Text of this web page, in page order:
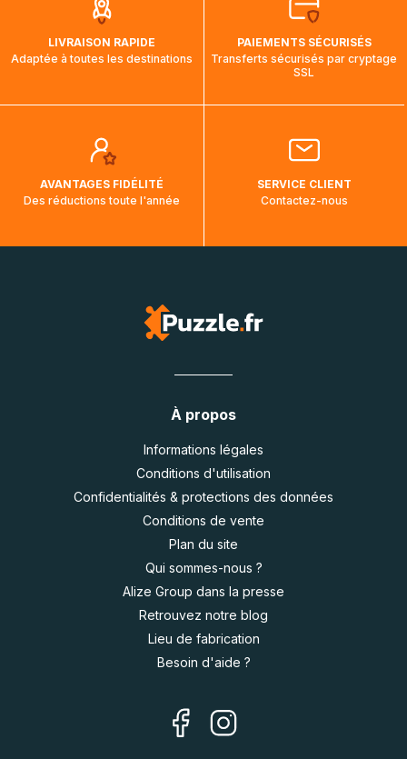
mois et demi pour arriver à destination. Il est donc normal
que pendant la traversée, le suivi de votre commande ne
soit pas modifié. Ce dernier reprendra lorsque votre colis
aura touché terre.
LIVRAISON RAPIDE
Adaptée à toutes les destinations
PAIEMENTS SÉCURISÉS
Transferts sécurisés par cryptage
SSL
AVANTAGES FIDÉLITÉ
Des réductions toute l'année
SERVICE CLIENT
Contactez-nous
À propos
Informations légales
Conditions d'utilisation
Confidentialités & protections des données
Conditions de vente
Plan du site
Qui sommes-nous ?
Alize Group dans la presse
Retrouvez notre blog
Lieu de fabrication
Besoin d'aide ?